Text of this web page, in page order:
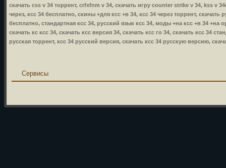
скачать css v 34 торрент, crfxfnm v 34, скачать игру counter strike v 34, kss v
через, ксс 34 бесплатно, скины +для ксс +в 34, ксс 34 через торрент, скачать
бесплатно, стандартная ксс 34, русский язык ксс 34, моды +на ксс +в 34 +на
скачать кс ксс 34, скачать ксс версия 34, скачать ксс го 34, скачать ксс 34
русская торрент, ксс 34 русский версия, скачать ксс 34 русскую версию,
Сервисы